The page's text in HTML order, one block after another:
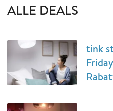
ALLE DEALS
tink